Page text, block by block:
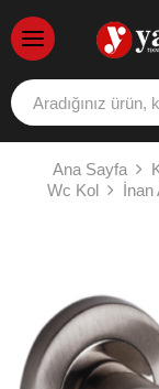
Ana Sayfa
Wc Kol
İnan